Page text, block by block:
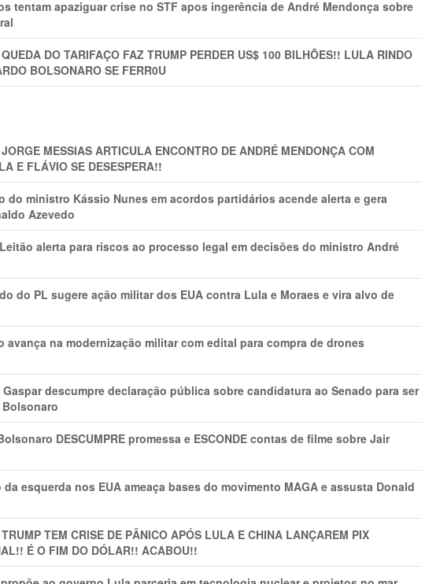
tentam apaziguar crise no STF apos ingerência de André Mendonça sobre
DO TARIFAÇO FAZ TRUMP PERDER US$ 100 BILHÕES!! LULA RINDO
BOLSONARO SE FERR0U
MESSIAS ARTICULA ENCONTRO DE ANDRÉ MENDONÇA COM
E FLÁVIO SE DESESPERA!!
do ministro Kássio Nunes em acordos partidários acende alerta e gera
Azevedo
alerta para riscos ao processo legal em decisões do ministro André
do PL sugere ação militar dos EUA contra Lula e Moraes e vira alvo de
avança na modernização militar com edital para compra de drones
descumpre declaração pública sobre candidatura ao Senado para ser
DESCUMPRE promessa e ESCONDE contas de filme sobre Jair
da esquerda nos EUA ameaça bases do movimento MAGA e assusta Donald
TEM CRlSE DE PÂNlCO APÓS LULA E CHINA LANÇAREM PIX
É O FIM DO DÓLAR!! ACABOU!!